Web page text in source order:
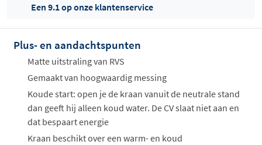
Offertes
ophalen...
Een 9.1 op onze klantenservice
Plus- en aandachtspunten
Matte uitstraling van RVS
Gemaakt van hoogwaardig messing
Koude start: open je de kraan vanuit de neutrale stand
dan geeft hij alleen koud water. De CV slaat niet aan en
dat bespaart energie
Kraan beschikt over een warm- en koud